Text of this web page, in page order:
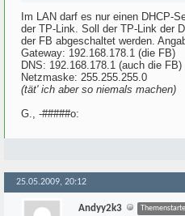
Im LAN darf es nur einen DHCP-
der TP-Link. Soll der TP-Link der
der FB abgeschaltet werden.
Gateway: 192.168.178.1 (die FB)
DNS: 192.168.178.1 (auch die FB)
Netzmaske: 255.255.255.0
(tät' ich aber so niemals machen)
G., -#####o:
25.05.2009, 20:12
Andyy2k3